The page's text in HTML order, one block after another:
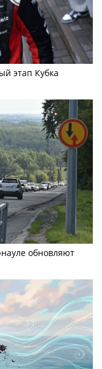
этап Кубка
обновляют